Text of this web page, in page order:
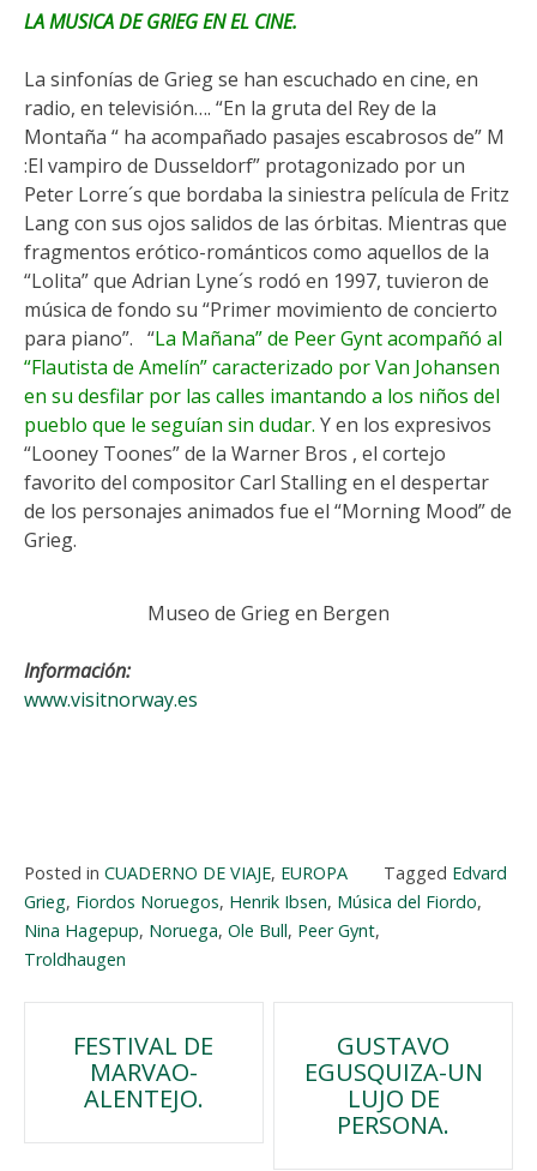
LA MUSICA DE GRIEG EN EL CINE.
La sinfonías de Grieg se han escuchado en cine, en
radio, en televisión…. “En la gruta del Rey de la
Montaña “ ha acompañado pasajes escabrosos de” M
:El vampiro de Dusseldorf” protagonizado por un
Peter Lorre´s que bordaba la siniestra película de Fritz
Lang con sus ojos salidos de las órbitas. Mientras que
fragmentos erótico-románticos como aquellos de la
“Lolita” que Adrian Lyne´s rodó en 1997, tuvieron de
música de fondo su “Primer movimiento de concierto
para piano”. “La Mañana” de Peer Gynt acompañó al
“Flautista de Amelín” caracterizado por Van Johansen
en su desfilar por las calles imantando a los niños del
pueblo que le seguían sin dudar. Y en los expresivos
“Looney Toones” de la Warner Bros , el cortejo
favorito del compositor Carl Stalling en el despertar
de los personajes animados fue el “Morning Mood” de
Grieg.
Museo de Grieg en Bergen
Información:
www.visitnorway.es
Posted in CUADERNO DE VIAJE, EUROPA Tagged Edvard
Grieg, Fiordos Noruegos, Henrik Ibsen, Música del Fiordo,
Nina Hagepup, Noruega, Ole Bull, Peer Gynt,
Troldhaugen
Navegación
entradas
FESTIVAL DE
MARVAO-
ALENTEJO.
GUSTAVO
EGUSQUIZA-UN
LUJO DE
PERSONA.